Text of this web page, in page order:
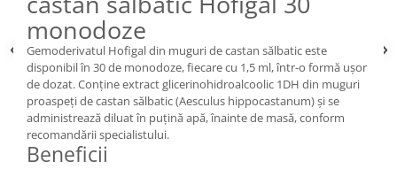
monodoze
Gemoderivatul Hofigal din muguri de castan sălbatic este
disponibil în 30 de monodoze, fiecare cu 1,5 ml, într-o formă ușor
de dozat. Conține extract glicerinohidroalcoolic 1DH din muguri
proaspeți de castan sălbatic (Aesculus hippocastanum) și se
administrează diluat în puțină apă, înainte de masă, conform
recomandării specialistului.
Beneficii